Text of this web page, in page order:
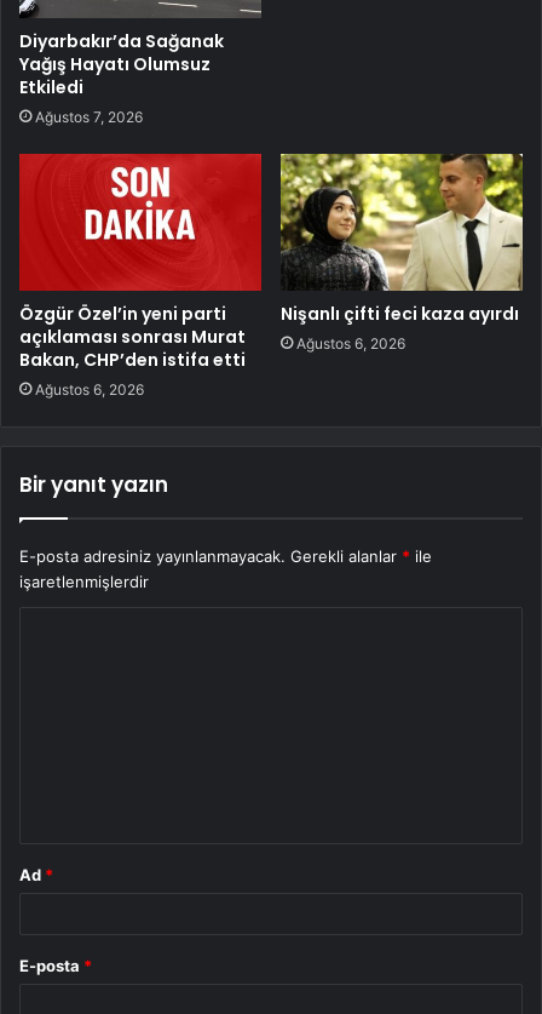
Diyarbakır’da Sağanak
Yağış Hayatı Olumsuz
Etkiledi
Ağustos 7, 2026
Özgür Özel’in yeni parti
açıklaması sonrası Murat
Bakan, CHP’den istifa etti
Ağustos 6, 2026
Nişanlı çifti feci kaza ayırdı
Ağustos 6, 2026
Bir yanıt yazın
E-posta adresiniz yayınlanmayacak. Gerekli alanlar * ile
işaretlenmişlerdir
Ad *
E-posta *